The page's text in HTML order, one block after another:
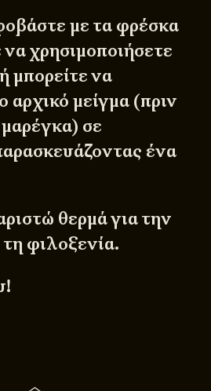
με τα φρέσκα
χρησιμοποιήσετε
μπορείτε να
αρχικό μείγμα (πριν
σε
ένα
θερμά για την
φιλοξενία.